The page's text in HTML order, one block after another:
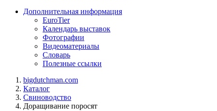
Дополнительная информация
EuroTier
Календарь выставок
Фотографии
Видеоматериалы
Словарь
Полезные ссылки
bigdutchman.com
Каталог
Свиноводство
Доращивание поросят